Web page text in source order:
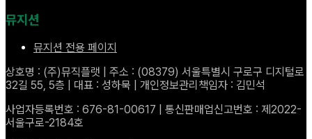
뮤지션
뮤지션 전용 페이지
상호명 : (주)뮤직플랫 | 주소 : (08379) 서울특별시 구로구 디지털로
32길 55, 5층 | 대표 : 성하묵 | 개인정보관리책임자 : 김민석
사업자등록번호 : 676-81-00617 | 통신판매업신고번호 : 제2022-
서울구로-2184호